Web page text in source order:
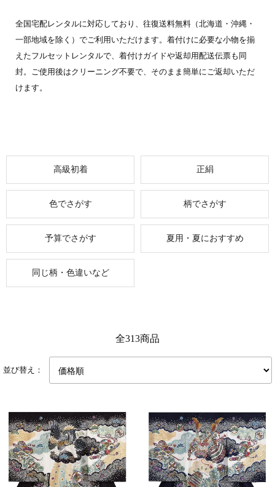
全国宅配レンタルに対応しており、往復送料無料（北海道・沖縄・
一部地域を除く）でご利用いただけます。着付けに必要な小物を揃
えたフルセットレンタルで、着付けガイドや返却用配送伝票も同
封。ご使用後はクリーニング不要で、そのまま簡単にご返却いただ
けます。
グループ一覧
高級初着 正絹
色でさがす 柄でさがす
予算でさがす 夏用・夏におすすめ
同じ柄・色違いなど
全313商品
並び替え：